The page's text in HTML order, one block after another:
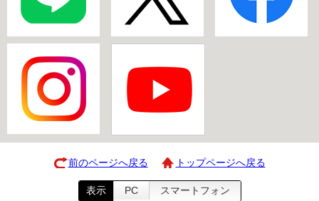
前のページへ戻る トップページへ戻る
表示 PC スマートフォン